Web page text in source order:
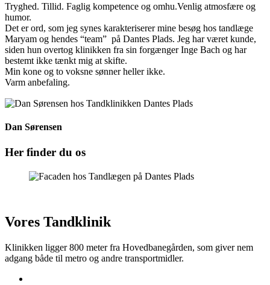
Tryghed. Tillid. Faglig kompetence og omhu.Venlig atmosfære og
humor.
Det er ord, som jeg synes karakteriserer mine besøg hos tandlæge
Maryam og hendes “team” på Dantes Plads. Jeg har været kunde,
siden hun overtog klinikken fra sin forgænger Inge Bach og har
bestemt ikke tænkt mig at skifte.
Min kone og to voksne sønner heller ikke.
Varm anbefaling.
Dan Sørensen
Her finder du os
Vores Tandklinik
Klinikken ligger 800 meter fra Hovedbanegården, som giver nem
adgang både til metro og andre transportmidler.